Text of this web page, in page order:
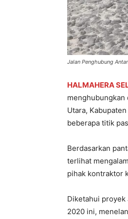
Jalan Penghubung
HALMAHERA
menghubungkan
Utara,
beberapa titik
Berdasarkan
terlihat
pihak kontraktor
Diketahui proyek
2020 ini,